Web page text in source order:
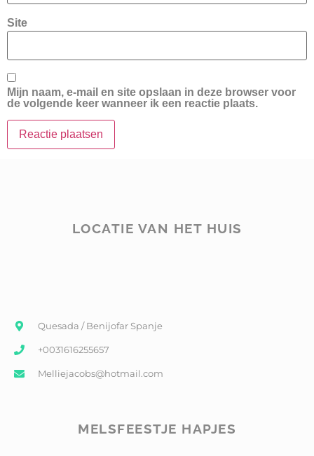
Site
Mijn naam, e-mail en site opslaan in deze browser voor
de volgende keer wanneer ik een reactie plaats.
LOCATIE VAN HET HUIS
Quesada / Benijofar Spanje
+0031616255657
Melliejacobs@hotmail.com
MELSFEESTJE HAPJES